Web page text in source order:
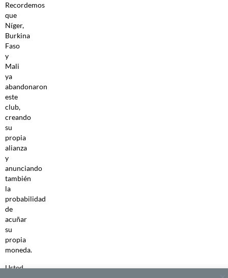
Recordemos
que
Níger,
Burkina
Faso
y
Mali
ya
abandonaron
este
club,
creando
su
propia
alianza
y
anunciando
también
la
probabilidad
de
acuñar
su
propia
moneda.
Usted